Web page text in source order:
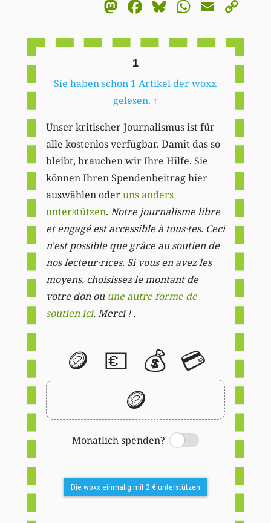
Mastodon
Facebook
BlueskyEmail
1
Sie haben schon 1 Artikel der woxx
gelesen. ↑
Unser kritischer Journalismus ist für
alle kostenlos verfügbar. Damit das so
bleibt, brauchen wir Ihre Hilfe. Sie
können Ihren Spendenbeitrag hier
auswählen oderuns anders
unterstützen. Notre journalisme libre
et engagé est accessible à tous·tes. Ceci
n'est possible que grâce au soutien de
nos lecteur·rices. Si vous en avez les
moyens, choisissez le montant de
votre don ou une autre forme de
soutien ici. Merci ! .
🪙 💶 💰 💳
🪙
Monatlich spenden?
Switch
Die woxx einmalig mit 2 € unterstützen